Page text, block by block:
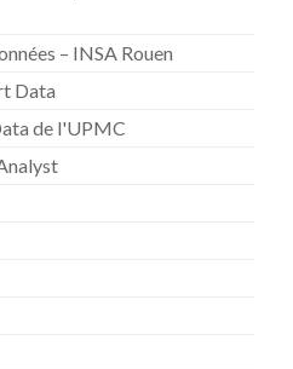
– INSA Rouen
Data
de l'UPMC